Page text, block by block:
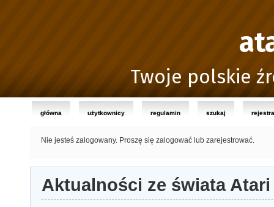
Twoje polskie
główna użytkownicy regulamin szukaj
Nie jesteś zalogowany. Proszę się zalogować lub zarejestrować.
Aktualności ze świata Atari